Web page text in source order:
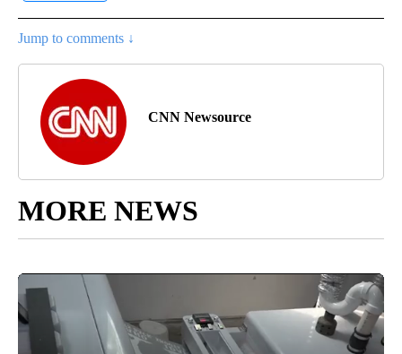
Jump to comments ↓
CNN Newsource
MORE NEWS